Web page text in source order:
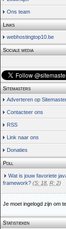
Ons team
Links
webhostingtop10.be
Sociale media
Sitemasters
Adverteren op
Contacteer ons
RSS
Link naar ons
Donaties
Poll
Wat is jouw favoriete
framework? (S: 18 R: 2)
Je moet ingelogd zijn om
Statistieken